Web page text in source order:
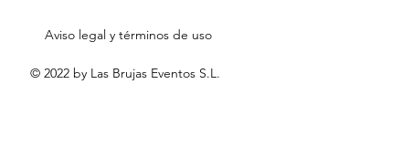
Aviso legal y términos de uso
© 2022 by Las Brujas Eventos S.L.